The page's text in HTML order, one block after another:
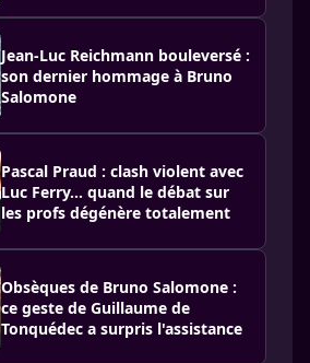
Jean-Luc Reichmann bouleversé :
son dernier hommage à Bruno
Salomone
Pascal Praud : clash violent avec
Luc Ferry… quand le débat sur
les profs dégénère totalement
Obsèques de Bruno Salomone :
ce geste de Guillaume de
Tonquédec a surpris l'assistance